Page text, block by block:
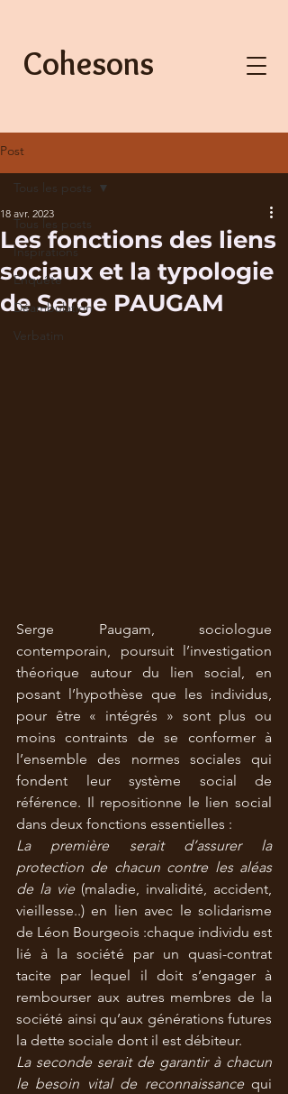
Cohesons
Post
Tous les posts
Inspirations
Enquête
Déambulation
Verbatim
Tous les posts
Les fonctions des liens
sociaux et la typologie
de Serge PAUGAM
18 avr. 2023
Serge Paugam, sociologue
contemporain, poursuit l’investigation
théorique autour du lien social, en
posant l’hypothèse que les individus,
pour être « intégrés » sont plus ou
moins contraints de se conformer à
l’ensemble des normes sociales qui
fondent leur système social de
référence. Il repositionne le lien social
dans deux fonctions essentielles :
La première serait d’assurer la
protection de chacun contre les aléas
de la vie (maladie, invalidité, accident,
vieillesse..) en lien avec le solidarisme
de Léon Bourgeois :chaque individu est
lié à la société par un quasi-contrat
tacite par lequel il doit s’engager à
rembourser aux autres membres de la
société ainsi qu’aux générations futures
la dette sociale dont il est débiteur.
La seconde serait de garantir à chacun
le besoin vital de reconnaissance qui